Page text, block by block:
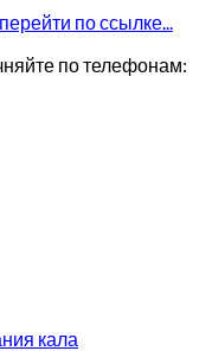
перейти по ссылке...
по телефонам:
кала